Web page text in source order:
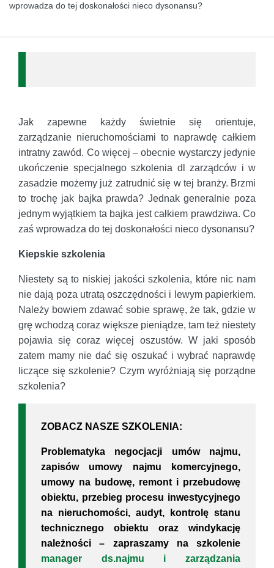
wprowadza do tej doskonałości nieco dysonansu?
Jak zapewne każdy świetnie się orientuje,
zarządzanie nieruchomościami to naprawdę całkiem
intratny zawód. Co więcej – obecnie wystarczy jedynie
ukończenie specjalnego szkolenia dl zarządców i w
zasadzie możemy już zatrudnić się w tej branży. Brzmi
to trochę jak bajka prawda? Jednak generalnie poza
jednym wyjątkiem ta bajka jest całkiem prawdziwa. Co
zaś wprowadza do tej doskonałości nieco dysonansu?
Kiepskie szkolenia
Niestety są to niskiej jakości szkolenia, które nic nam
nie dają poza utratą oszczędności i lewym papierkiem.
Należy bowiem zdawać sobie sprawę, że tak, gdzie w
grę wchodzą coraz większe pieniądze, tam też niestety
pojawia się coraz więcej oszustów. W jaki sposób
zatem mamy nie dać się oszukać i wybrać naprawdę
liczące się szkolenie? Czym wyróżniają się porządne
szkolenia?
ZOBACZ NASZE SZKOLENIA:
Problematyka negocjacji umów najmu,
zapisów umowy najmu komercyjnego,
umowy na budowę, remont i przebudowę
obiektu, przebieg procesu inwestycyjnego
na nieruchomości, audyt, kontrolę stanu
technicznego obiektu oraz windykację
należności – zapraszamy na szkolenie
manager ds.najmu i zarządzania